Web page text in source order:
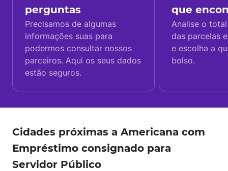
perguntas
Precisamos de algumas
informações suas para
podermos consultar nossos
parceiros. Aqui os seus dados
estão seguros.
que
Analise o
das parcelas
e escolha a
bolso.
Cidades próximas a Americana com
Empréstimo consignado para
Servidor Público